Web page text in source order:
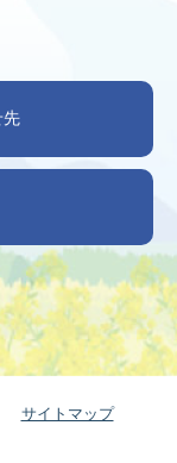
先
サイトマップ